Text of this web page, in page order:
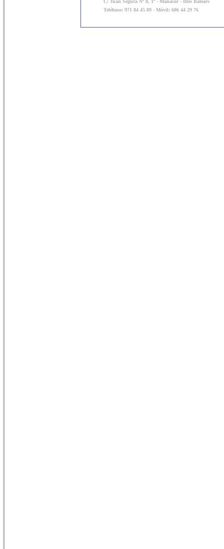
C/ Juan Segura Nº 8, 1º - Manacor - Illes Balears
Teléfono: 971 84 45 89 - Móvil: 606 44 29 76